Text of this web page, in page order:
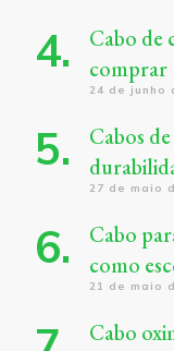
Cabo de
comprar
24 de junho
Cabos
27 de maio
Cabo
como
21 de maio
Cabo